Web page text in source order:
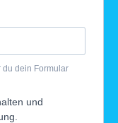
du dein Formular
und